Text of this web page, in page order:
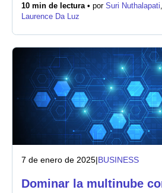
10 min de lectura • por Suri Nuthalapati,
Laurence Da Luz
7 de enero de 2025|BUSINESS
Dominar la multinube